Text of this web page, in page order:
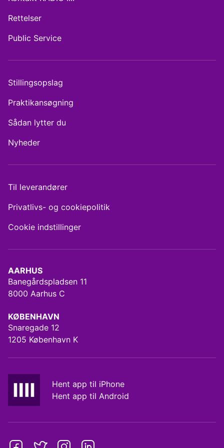
AARHUS
Banegårdspladsen 11
8000 Aarhus C
KØBENHAVN
Snaregade 12
1205 København K
Hent app til iPhone
Hent app til Android
Rettelser
Public Service
Stillingsopslag
Praktikansøgning
Sådan lytter du
Nyheder
Til leverandører
Privatlivs- og cookiepolitik
Cookie indstillinger